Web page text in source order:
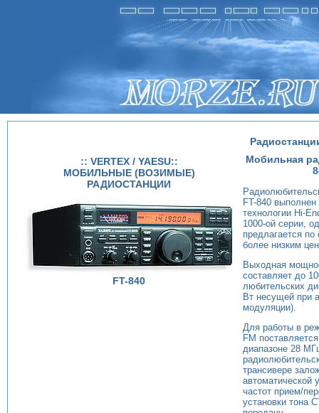
:: VERTEX / YAESU::
МОБИЛЬНЫЕ (ВОЗИМЫЕ)
РАДИОСТАНЦИИ
FT-840
Мобильная
FT-840
технологии Hi-
1000-ой серии,
предлагается
более низким
Выходная
составляет до
любительских
Вт несущей при
модуляции).
Для работы в
FM
диапазоне 28
трансивере
автоматической
частот прием/
установки тона